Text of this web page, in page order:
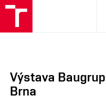
Výstava
Brna